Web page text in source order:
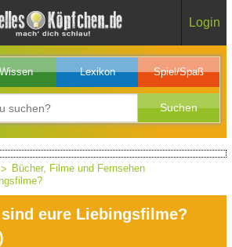
Login
Lexikon Spiel/Spaß
Bücher, Filme und Fernsehen
sind eure Liebingsfilme?